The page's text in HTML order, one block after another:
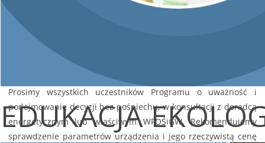
EDUKACJA
umowy, w szczególności jeśli mają jakiekolwiek wątpliwości co
do:
oferowanej ceny usługi i produktu,
oferowanych parametrów urządzenia lub instalacji,
oferowanych warunków serwisowych i gwarancji.
Prosimy wszystkich uczestników Programu o uważność i
podejmowanie decyzji bez pośpiechu, w konsultacji z doradcą
energetycznym lub właściwym WFOŚiGW. Rekomendujemy
sprawdzenie parametrów urządzenia i jego rzeczywistą cenę